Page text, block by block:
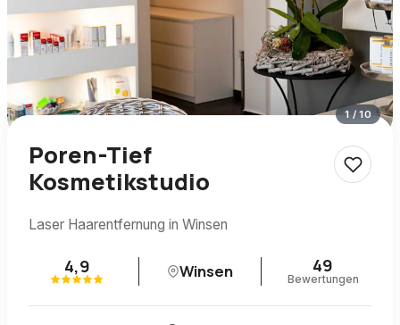
1 /10
Poren-Tief
Kosmetikstudio
Laser Haarentfernung in Winsen
4,9 Winsen 49
Bewertungen